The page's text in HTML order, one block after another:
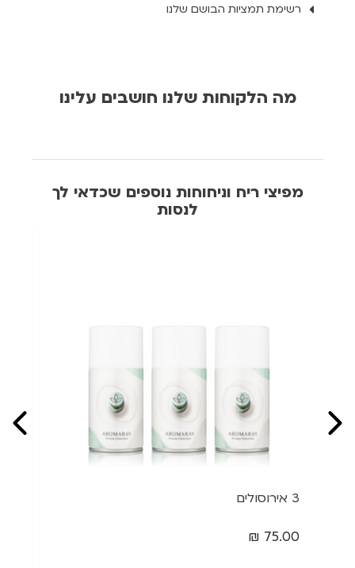
רשימת תמציות הבושם שלנו
מה הלקוחות שלנו חושבים עלינו
מפיצי ריח וניחוחות נוספים שכדאי לך
לנסות
3 אירוסולים
75.00
₪